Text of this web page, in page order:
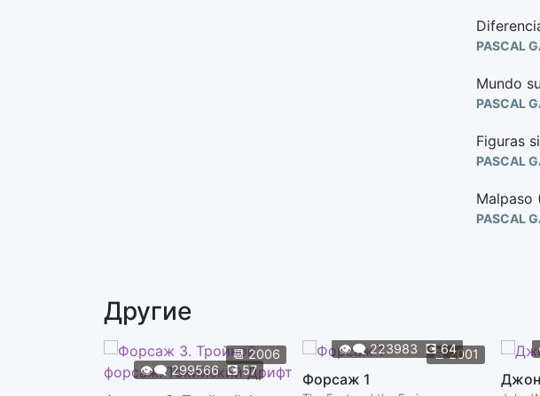
PASCAL
Mundo
PASCAL
Figuras
PASCAL
Malpaso
PASCAL
Другие
📆2006
👁️‍🗨️299566 💽57
📆2001
👁️‍🗨️223983 💽64
Форсаж 1 Джон